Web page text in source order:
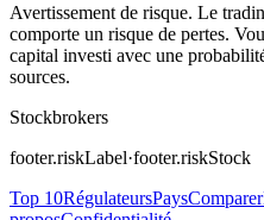
Avertissement de risque. Le
comporte un risque de pertes.
capital investi avec une
sources.
Stockbrokers
footer.riskLabel·footer.riskStock
Top 10RégulateursPaysComparer